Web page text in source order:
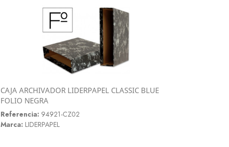
CAJA ARCHIVADOR LIDERPAPEL CLASSIC BLUE
FOLIO NEGRA
Referencia: 94921-CZ02
Marca: LIDERPAPEL